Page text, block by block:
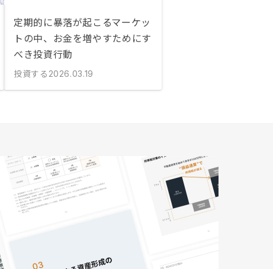
定期的に暴落が起こるマーケッ
トの中、お金を増やすためにす
べき投資行動
投資する 2026.03.19